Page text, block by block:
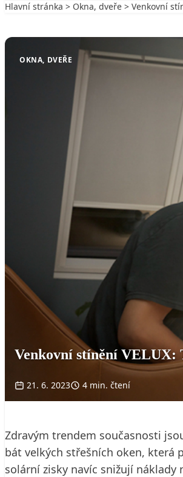
Hlavní stránka > Okna, dveře > Venkovní
OKNA, DVEŘE
Venkovní stínění VELUX:
21. 6. 2023 4 min. čtení
Zdravým trendem současnosti
bát velkých střešních oken, která
solární zisky navíc snižují